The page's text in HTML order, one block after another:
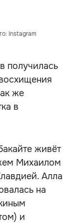
Instagram
получилась
же
в
живёт
Михаилом
Алла
на
и